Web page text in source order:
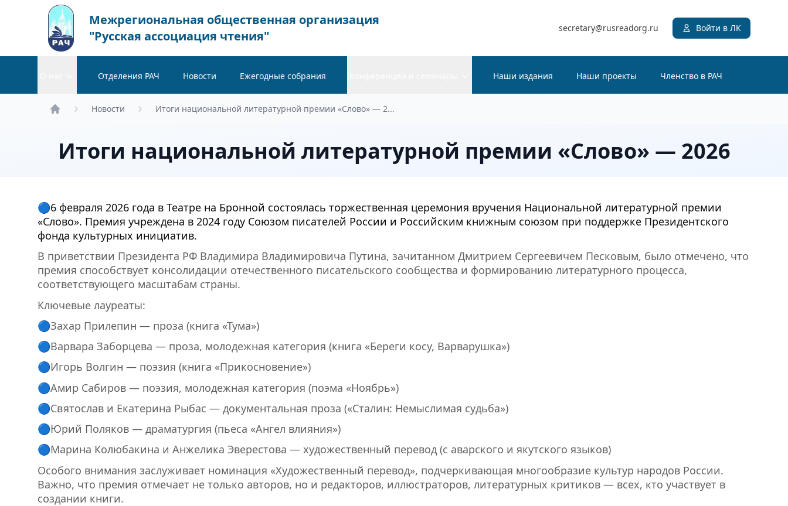
Межрегиональная общественная организация
"Русская ассоциация чтения"
secretary@rusreadorg.ru Войти в ЛК
Отделения РАЧ Новости Ежегодные собрания Наши издания Наши проекты Членство в РАЧ
Новости Итоги национальной литературной премии «Слово» — 2...
Итоги национальной литературной премии «Слово» — 2026
🔵6 февраля 2026 года в Театре на Бронной состоялась торжественная церемония вручения Национальной литературной премии
«Слово». Премия учреждена в 2024 году Союзом писателей России и Российским книжным союзом при поддержке Президентского
фонда культурных инициатив.
В приветствии Президента РФ Владимира Владимировича Путина, зачитанном Дмитрием Сергеевичем Песковым, было отмечено, что
премия способствует консолидации отечественного писательского сообщества и формированию литературного процесса,
соответствующего масштабам страны.
Ключевые лауреаты:
🔵Захар Прилепин — проза (книга «Тума»)
🔵Варвара Заборцева — проза, молодежная категория (книга «Береги косу, Варварушка»)
🔵Игорь Волгин — поэзия (книга «Прикосновение»)
🔵Амир Сабиров — поэзия, молодежная категория (поэма «Ноябрь»)
🔵Святослав и Екатерина Рыбас — документальная проза («Сталин: Немыслимая судьба»)
🔵Юрий Поляков — драматургия (пьеса «Ангел влияния»)
🔵Марина Колюбакина и Анжелика Эверестова — художественный перевод (с аварского и якутского языков)
Особого внимания заслуживает номинация «Художественный перевод», подчеркивающая многообразие культур народов России.
Важно, что премия отмечает не только авторов, но и редакторов, иллюстраторов, литературных критиков — всех, кто участвует в
создании книги.